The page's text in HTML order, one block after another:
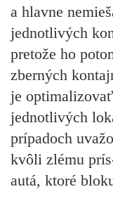
a hlavne
jednotlivých
pretože ho
zberných
je
jednotlivých
prípadoch
kvôli zlému
autá, ktoré